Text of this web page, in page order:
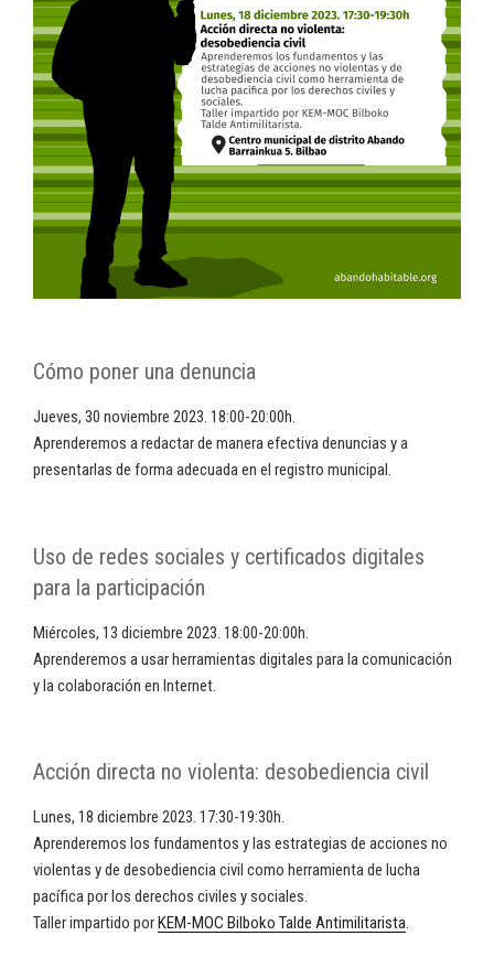
Cómo poner una denuncia
Jueves, 30 noviembre 2023. 18:00-20:00h.
Aprenderemos a redactar de manera efectiva denuncias y a
presentarlas de forma adecuada en el registro municipal.
Uso de redes sociales y certificados digitales
para la participación
Miércoles, 13 diciembre 2023. 18:00-20:00h.
Aprenderemos a usar herramientas digitales para la comunicación
y la colaboración en Internet.
Acción directa no violenta: desobediencia civil
Lunes, 18 diciembre 2023. 17:30-19:30h.
Aprenderemos los fundamentos y las estrategias de acciones no
violentas y de desobediencia civil como herramienta de lucha
pacífica por los derechos civiles y sociales.
Taller impartido por KEM-MOC Bilboko Talde Antimilitarista.